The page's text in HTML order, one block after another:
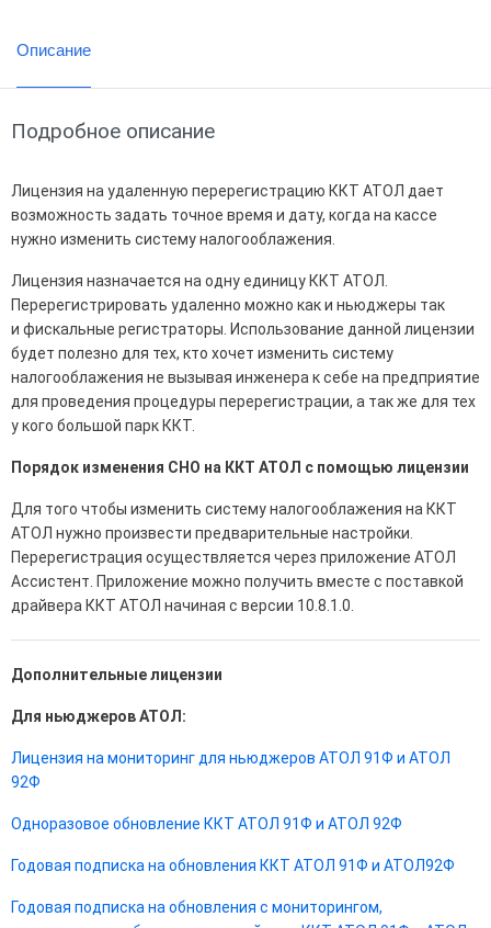
Описание
Подробное описание
Лицензия на удаленную перерегистрацию ККТ АТОЛ дает
возможность задать точное время и дату, когда на кассе
нужно изменить систему налогооблажения.
Лицензия назначается на одну единицу ККТ АТОЛ.
Перерегистрировать удаленно можно как и ньюджеры так
и фискальные регистраторы. Использование данной лицензии
будет полезно для тех, кто хочет изменить систему
налогооблажения не вызывая инженера к себе на предприятие
для проведения процедуры перерегистрации, а так же для тех
у кого большой парк ККТ.
Порядок изменения СНО на ККТ АТОЛ с помощью лицензии
Для того чтобы изменить систему налогооблажения на ККТ
АТОЛ нужно произвести предварительные настройки.
Перерегистрация осуществляется через приложение АТОЛ
Ассистент. Приложение можно получить вместе с поставкой
драйвера ККТ АТОЛ начиная с версии 10.8.1.0.
Дополнительные лицензии
Для ньюджеров АТОЛ:
Лицензия на мониторинг для ньюджеров АТОЛ 91Ф и АТОЛ
92Ф
Одноразовое обновление ККТ АТОЛ 91Ф и АТОЛ 92Ф
Годовая подписка на обновления ККТ АТОЛ 91Ф и АТОЛ92Ф
Годовая подписка на обновления с мониторингом,